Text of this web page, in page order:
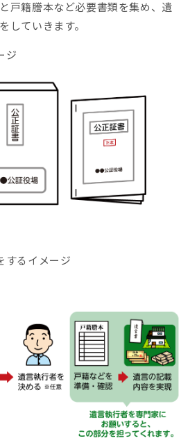
戸籍謄本など必要書類を集め、遺
していきます。
ジ
するイメージ